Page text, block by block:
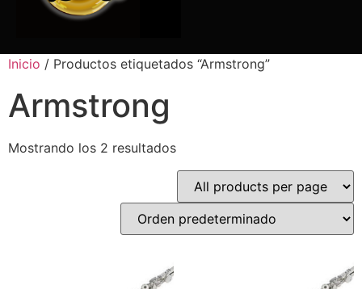
Inicio / Productos etiquetados “Armstrong”
Armstrong
Mostrando los 2 resultados